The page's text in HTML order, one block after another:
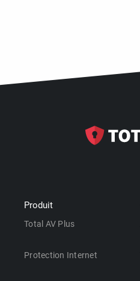
Produit
Total AV Plus
Protection Internet